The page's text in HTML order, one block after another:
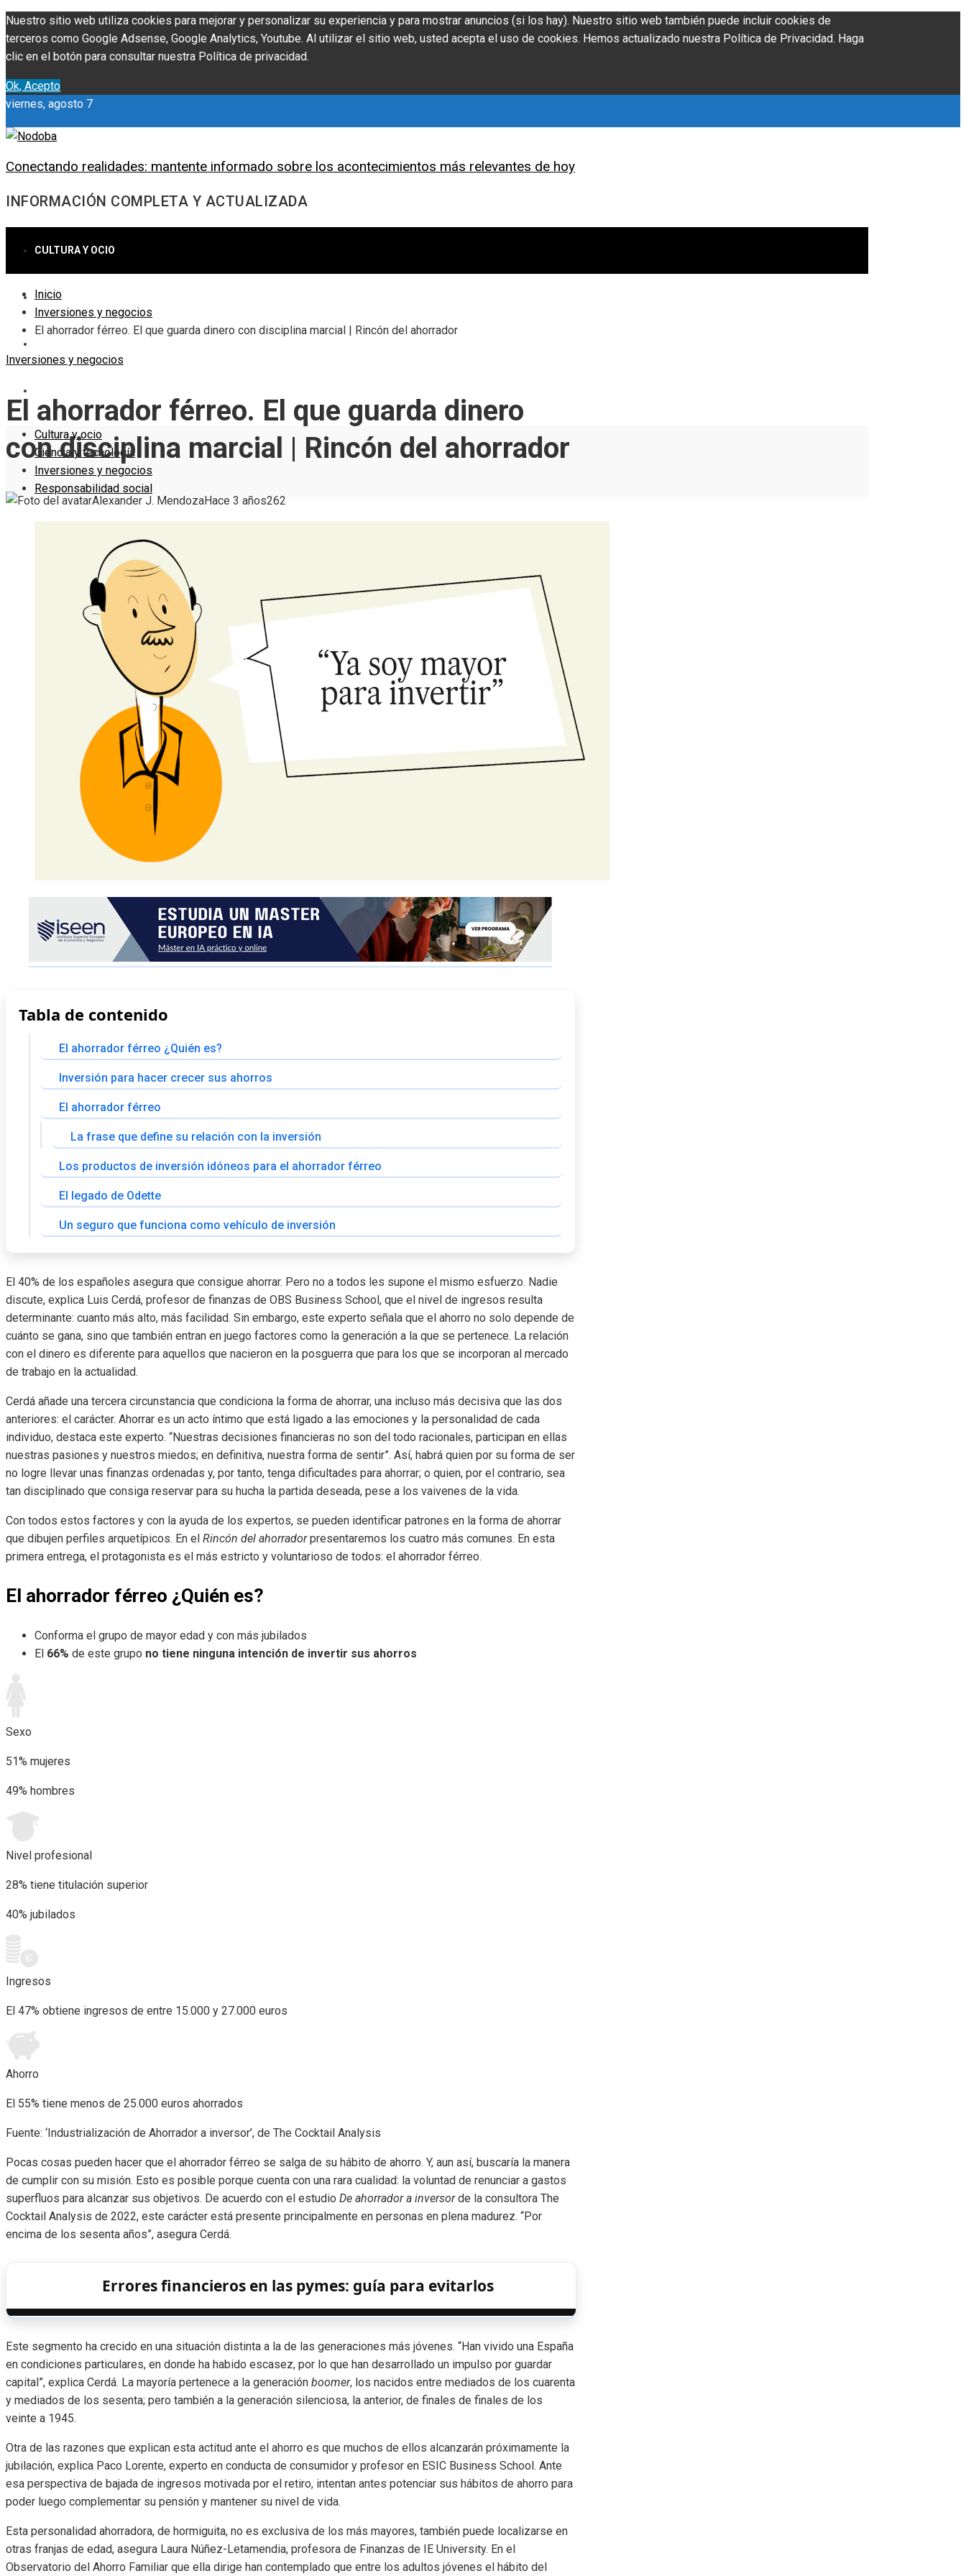
Nuestro sitio web utiliza cookies para mejorar y personalizar su experiencia y para mostrar anuncios (si los hay). Nuestro sitio web también puede incluir cookies de
terceros como Google Adsense, Google Analytics, Youtube. Al utilizar el sitio web, usted acepta el uso de cookies. Hemos actualizado nuestra Política de Privacidad. Haga
clic en el botón para consultar nuestra Política de privacidad.
Ok, Acepto
viernes, agosto 7
Conectando realidades: mantente informado sobre los acontecimientos más relevantes de hoy
INFORMACIÓN COMPLETA Y ACTUALIZADA
CULTURA Y OCIO
CIENCIA Y TECNOLOGÍA
Cultura y ocio
Ciencia y tecnología
Inversiones y negocios
Responsabilidad social
Inicio
Inversiones y negocios
El ahorrador férreo. El que guarda dinero con disciplina marcial | Rincón del ahorrador
Inversiones y negocios
El ahorrador férreo. El que guarda dinero
con disciplina marcial | Rincón del ahorrador
Alexander J. MendozaHace 3 años262
Tabla de contenido
El ahorrador férreo ¿Quién es?
Inversión para hacer crecer sus ahorros
El ahorrador férreo
La frase que define su relación con la inversión
Los productos de inversión idóneos para el ahorrador férreo
El legado de Odette
Un seguro que funciona como vehículo de inversión
El 40% de los españoles asegura que consigue ahorrar. Pero no a todos les supone el mismo esfuerzo. Nadie
discute, explica Luis Cerdá, profesor de finanzas de OBS Business School, que el nivel de ingresos resulta
determinante: cuanto más alto, más facilidad. Sin embargo, este experto señala que el ahorro no solo depende de
cuánto se gana, sino que también entran en juego factores como la generación a la que se pertenece. La relación
con el dinero es diferente para aquellos que nacieron en la posguerra que para los que se incorporan al mercado
de trabajo en la actualidad.
Cerdá añade una tercera circunstancia que condiciona la forma de ahorrar, una incluso más decisiva que las dos
anteriores: el carácter. Ahorrar es un acto íntimo que está ligado a las emociones y la personalidad de cada
individuo, destaca este experto. “Nuestras decisiones financieras no son del todo racionales, participan en ellas
nuestras pasiones y nuestros miedos; en definitiva, nuestra forma de sentir”. Así, habrá quien por su forma de ser
no logre llevar unas finanzas ordenadas y, por tanto, tenga dificultades para ahorrar; o quien, por el contrario, sea
tan disciplinado que consiga reservar para su hucha la partida deseada, pese a los vaivenes de la vida.
Con todos estos factores y con la ayuda de los expertos, se pueden identificar patrones en la forma de ahorrar
que dibujen perfiles arquetípicos. En el Rincón del ahorradorpresentaremos los cuatro más comunes. En esta
primera entrega, el protagonista es el más estricto y voluntarioso de todos: el ahorrador férreo.
El ahorrador férreo ¿Quién es?
Conforma el grupo de mayor edad y con más jubilados
El 66% de este grupo no tiene ninguna intención de invertir sus ahorros
Sexo
51% mujeres
49% hombres
Nivel profesional
28% tiene titulación superior
40% jubilados
Ingresos
El 47% obtiene ingresos de entre 15.000 y 27.000 euros
Ahorro
El 55% tiene menos de 25.000 euros ahorrados
Fuente: ‘Industrialización de Ahorrador a inversor’, de The Cocktail Analysis
Pocas cosas pueden hacer que el ahorrador férreo se salga de su hábito de ahorro. Y, aun así, buscaría la manera
de cumplir con su misión. Esto es posible porque cuenta con una rara cualidad: la voluntad de renunciar a gastos
superfluos para alcanzar sus objetivos. De acuerdo con el estudio De ahorrador a inversorde la consultora The
Cocktail Analysis de 2022, este carácter está presente principalmente en personas en plena madurez. “Por
encima de los sesenta años”, asegura Cerdá.
Errores financieros en las pymes: guía para evitarlos
Este segmento ha crecido en una situación distinta a la de las generaciones más jóvenes. “Han vivido una España
en condiciones particulares, en donde ha habido escasez, por lo que han desarrollado un impulso por guardar
capital”, explica Cerdá. La mayoría pertenece a la generación boomer, los nacidos entre mediados de los cuarenta
y mediados de los sesenta; pero también a la generación silenciosa, la anterior, de finales de finales de los
veinte a 1945.
Otra de las razones que explican esta actitud ante el ahorro es que muchos de ellos alcanzarán próximamente la
jubilación, explica Paco Lorente, experto en conducta de consumidor y profesor en ESIC Business School. Ante
esa perspectiva de bajada de ingresos motivada por el retiro, intentan antes potenciar sus hábitos de ahorro para
poder luego complementar su pensión y mantener su nivel de vida.
Esta personalidad ahorradora, de hormiguita, no es exclusiva de los más mayores, también puede localizarse en
otras franjas de edad, asegura Laura Núñez-Letamendia, profesora de Finanzas de IE University. En el
Observatorio del Ahorro Familiar que ella dirige han contemplado que entre los adultos jóvenes el hábito del